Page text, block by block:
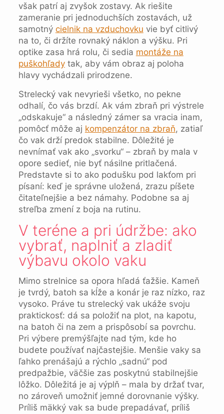
však patrí aj zvyšok zostavy. Ak riešite
zameranie pri jednoduchších zostavách, už
samotný cielnik na vzduchovku vie byť citlivý
na to, či držíte rovnaký náklon a výšku. Pri
optike zasa hrá rolu, či sedia montáže na
puškohľadytak, aby vám obraz aj poloha
hlavy vychádzali prirodzene.
Strelecký vak nevyrieši všetko, no pekne
odhalí, čo vás brzdí. Ak vám zbraň pri výstrele
„odskakuje“ a následný zámer sa vracia inam,
pomôcť môže aj kompenzátor na zbraň, zatiaľ
čo vak drží predok stabilne. Dôležité je
nevnímať vak ako „svorku“ – zbraň by mala v
opore sedieť, nie byť násilne pritlačená.
Predstavte si to ako podušku pod lakťom pri
písaní: keď je správne uložená, zrazu píšete
čitateľnejšie a bez námahy. Podobne sa aj
streľba zmení z boja na rutinu.
V teréne a pri údržbe: ako
vybrať, naplniť a zladiť
výbavu okolo vaku
Mimo strelnice sa opora hľadá ťažšie. Kameň
je tvrdý, batoh sa kĺže a konár je raz nízko, raz
vysoko. Práve tu strelecký vak ukáže svoju
praktickosť: dá sa položiť na plot, na kapotu,
na batoh či na zem a prispôsobí sa povrchu.
Pri výbere premýšľajte nad tým, kde ho
budete používať najčastejšie. Menšie vaky sa
ľahko prenášajú a rýchlo „sadnú“ pod
predpažbie, väčšie zas poskytnú stabilnejšie
lôžko. Dôležitá je aj výplň – mala by držať tvar,
no zároveň umožniť jemné dorovnanie výšky.
Príliš mäkký vak sa bude prepadávať, príliš